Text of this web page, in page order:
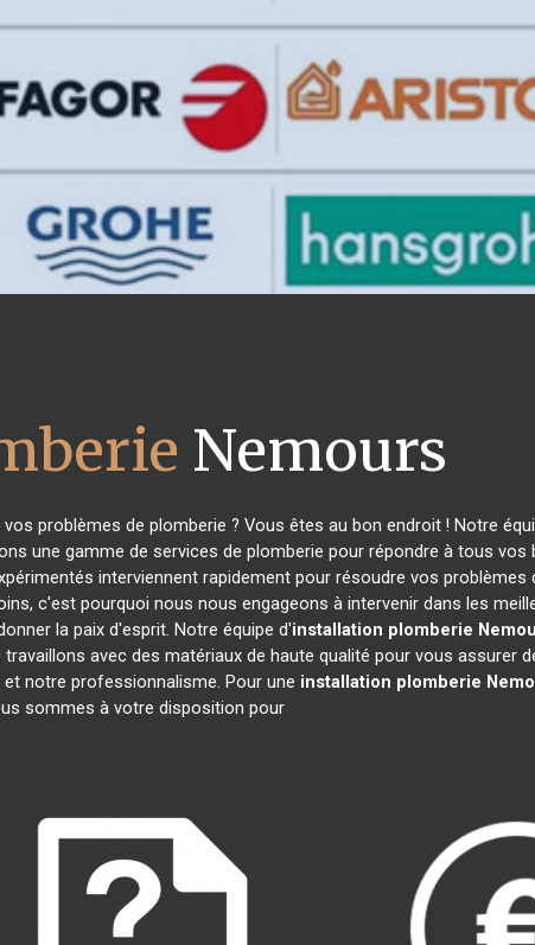
Nemours
problèmes de plomberie ? Vous êtes au bon endroit ! Notre
une gamme de services de plomberie pour répondre à tous vos
interviennent rapidement pour résoudre vos problèmes
c'est pourquoi nous nous engageons à intervenir dans les
la paix d'esprit. Notre équipe d'installation plomberie
avec des matériaux de haute qualité pour vous assurer
notre professionnalisme. Pour une installation plomberie
sommes à votre disposition pour